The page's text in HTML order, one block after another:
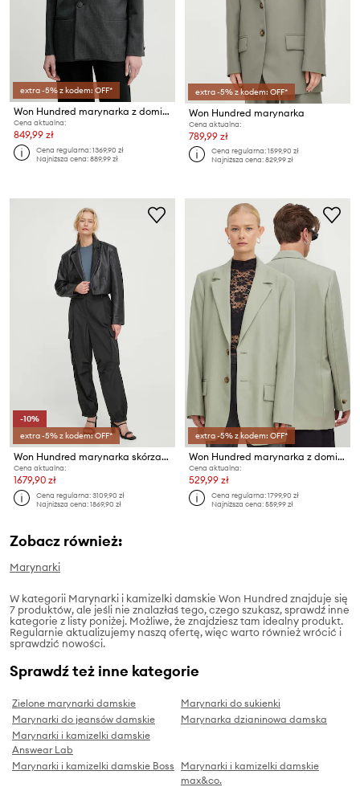
extra -5% z kodem: OFF*
Won Hundred marynarka z domieszką wełny
Cena aktualna:
849,99 zł
Cena regularna:1369,90 zł
Najniższa cena:889,99 zł
extra -5% z kodem: OFF*
Won Hundred marynarka
Cena aktualna:
789,99 zł
Cena regularna:1599,90 zł
Najniższa cena:829,99 zł
-10%
extra -5% z kodem: OFF*
Won Hundred marynarka skórzana
Cena aktualna:
1679,90 zł
Cena regularna:3109,90 zł
Najniższa cena:1869,90 zł
extra -5% z kodem: OFF*
Won Hundred marynarka z domieszką wełny
Cena aktualna:
529,99 zł
Cena regularna:1799,90 zł
Najniższa cena:559,99 zł
Zobacz również:
Marynarki
W kategorii Marynarki i kamizelki damskie Won Hundred znajduje się
7 produktów, ale jeśli nie znalazłaś tego, czego szukasz, sprawdź inne
kategorie z listy poniżej. Możliwe, że znajdziesz tam idealny produkt.
Regularnie aktualizujemy naszą ofertę, więc warto również wrócić i
sprawdzić nowości.
Sprawdź też inne kategorie
Zielone marynarki damskie
Marynarki do sukienki
Marynarki do jeansów damskie
Marynarka dzianinowa damska
Marynarki i kamizelki damskie
Answear Lab
Marynarki i kamizelki damskie Boss
Marynarki i kamizelki damskie
max&co.